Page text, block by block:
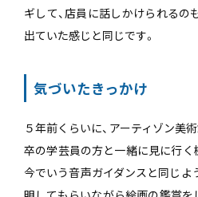
ギして、店員に話しかけられるの
出ていた感じと同じです。
気づいたきっかけ
５年前くらいに、アーティゾン美
卒の学芸員の方と一緒に見に行く
今でいう音声ガイダンスと同じよ